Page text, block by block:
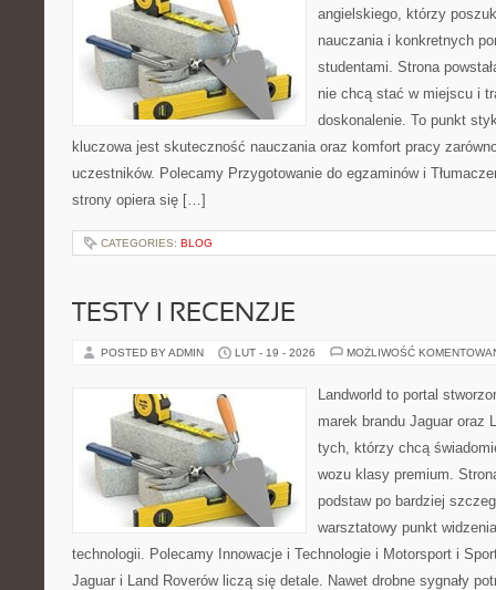
angielskiego, którzy
nauczania i konkretnych
studentami. Strona
nie chcą stać w miejscu i
doskonalenie. To punkt
kluczowa jest skuteczność nauczania oraz komfort pracy
uczestników. Polecamy Przygotowanie do egzaminów i
strony opiera się […]
CATEGORIES: BLOG
TESTY I RECENZJE
POSTED BY ADMIN LUT - 19 - 2026 MOŻLIWOŚĆ
Landworld to portal
marek brandu Jaguar oraz
tych, którzy chcą
wozu klasy premium.
podstaw po bardziej
warsztatowy punkt
technologii. Polecamy Innowacje i Technologie i Motorsport i
Jaguar i Land Roverów liczą się detale. Nawet drobne sygnały